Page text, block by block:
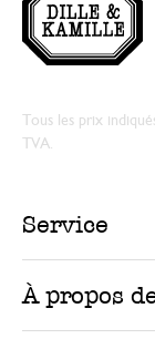
Tous les prix
TVA.
Service
À propos